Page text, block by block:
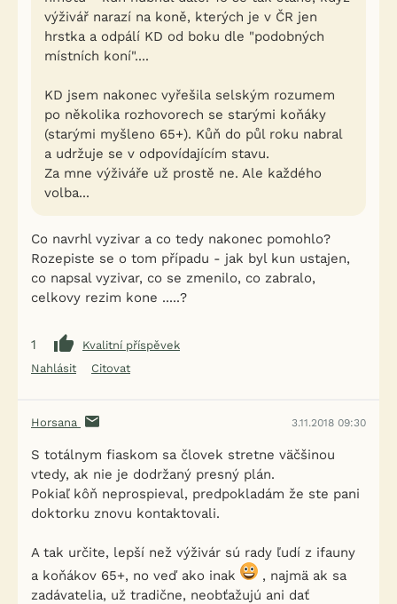
výživář narazí na koně, kterých je v ČR jen
hrstka a odpálí KD od boku dle "podobných
místních koní"....
KD jsem nakonec vyřešila selským rozumem
po několika rozhovorech se starými koňáky
(starými myšleno 65+). Kůň do půl roku nabral
a udržuje se v odpovídajícím stavu.
Za mne výživáře už prostě ne. Ale každého
volba...
Co navrhl vyzivar a co tedy nakonec pomohlo?
Rozepiste se o tom případu - jak byl kun ustajen,
co napsal vyzivar, co se zmenilo, co zabralo,
celkovy rezim kone .....?
1
Kvalitní příspěvek
Nahlásit
Citovat
Horsana 3.11.2018 09:30
S totálnym fiaskom sa človek stretne väčšinou
vtedy, ak nie je dodržaný presný plán.
Pokiaľ kôň neprospieval, predpokladám že ste pani
doktorku znovu kontaktovali.
A tak určite, lepší než výživár sú rady ľudí z ifauny
a koňákov 65+, no veď ako inak
, najmä ak sa
zadávatelia, už tradične, neobťažujú ani dať